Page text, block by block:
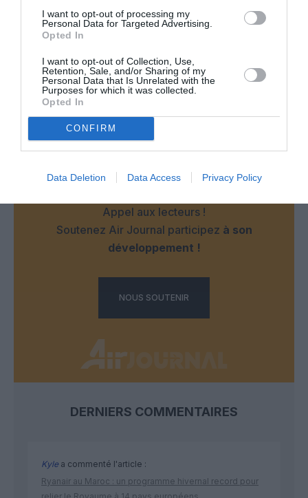
I want to opt-out of processing my
Personal Data for Targeted Advertising.
Opted In
I want to opt-out of Collection, Use,
Retention, Sale, and/or Sharing of my
Personal Data that Is Unrelated with the
Purposes for which it was collected.
Opted In
CONFIRM
Data Deletion Data Access Privacy Policy
temps)? De l’argent? Un accès facilités aux ressources
naturelles ou aux entreprises de ces pays?
LAISSER UN COMMENTAIRE
FAIRE UN DON
Appel aux lecteurs !
Soutenez Air Journal participez à son
développement !
NOUS SOUTENIR
DERNIERS COMMENTAIRES
Kylea commenté l'article :
Ryanair au Maroc : un programme hivernal record pour